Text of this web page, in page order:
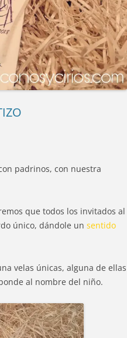
padrinos, con nuestra
que todos los invitados al
único, dándole un sentido
velas únicas, alguna de ellas
al nombre del niño.